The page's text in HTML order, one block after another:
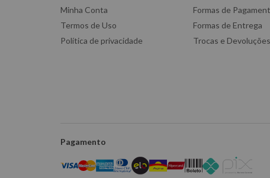
Minha Conta
Termos de Uso
Política de privacidade
Formas de
Formas de Entrega
Trocas e Devoluções
Pagamento